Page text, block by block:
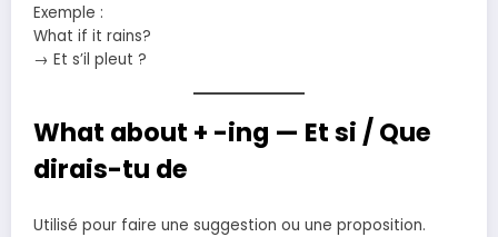
Exemple :
What if it rains?
→ Et s’il pleut ?
What about + -ing — Et si / Que
dirais-tu de
Utilisé pour faire une suggestion ou une proposition.